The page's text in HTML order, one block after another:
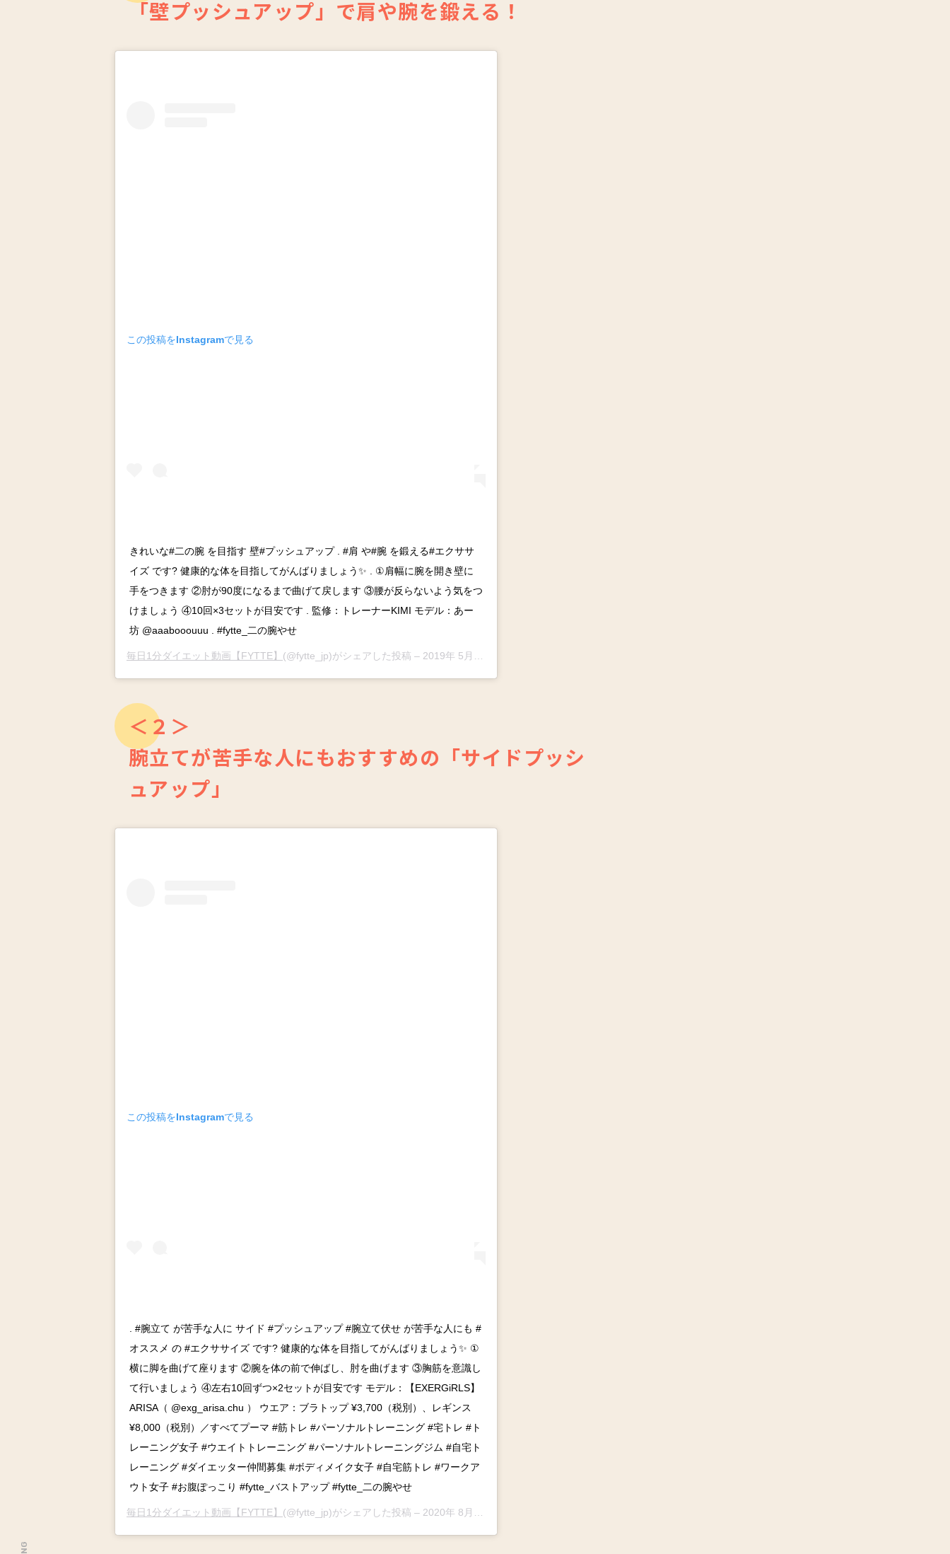
「壁プッシュアップ」で肩や腕を鍛える！
この投稿をInstagramで見る
きれいな#二の腕 を目指す 壁#プッシュアップ . #肩 や#腕 を鍛える#エクササ
イズ です? 健康的な体を目指してがんばりましょう✨ . ①肩幅に腕を開き壁に
手をつきます ②肘が90度になるまで曲げて戻します ③腰が反らないよう気をつ
けましょう ④10回×3セットが目安です . 監修：トレーナーKIMI モデル：あー
坊 @aaabooouuu . #fytte_二の腕やせ
毎日1分ダイエット動画【FYTTE】 (@fytte_jp)がシェアした投稿 – 2019年 5月月19日午前1時15分PDT
＜２＞
腕立てが苦手な人にもおすすめの「サイドプッシ
ュアップ」
この投稿をInstagramで見る
. #腕立て が苦手な人に サイド #プッシュアップ #腕立て伏せ が苦手な人にも #
オススメ の #エクササイズ です? 健康的な体を目指してがんばりましょう✨ ①
横に脚を曲げて座ります ②腕を体の前で伸ばし、肘を曲げます ③胸筋を意識し
て行いましょう ④左右10回ずつ×2セットが目安です モデル：【EXERGiRLS】
ARISA（ @exg_arisa.chu ） ウエア：ブラトップ ¥3,700（税別）、レギンス
¥8,000（税別）／すべてプーマ #筋トレ #パーソナルトレーニング #宅トレ #ト
レーニング女子 #ウエイトトレーニング #パーソナルトレーニングジム #自宅ト
レーニング #ダイエッター仲間募集 #ボディメイク女子 #自宅筋トレ #ワークア
ウト女子 #お腹ぽっこり #fytte_バストアップ #fytte_二の腕やせ
毎日1分ダイエット動画【FYTTE】 (@fytte_jp)がシェアした投稿 – 2020年 8月月7日午前1時01分PDT